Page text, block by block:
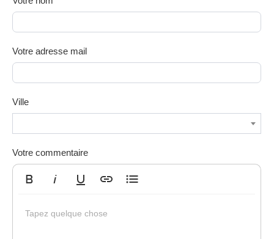
Votre adresse mail
Ville
Votre commentaire
Tapez quelque chose